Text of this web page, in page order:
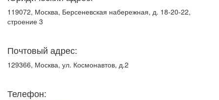
119072, Москва, Берсеневская набережная, д. 18-20-22,
строение 3
Почтовый адрес:
129366, Москва, ул. Космонавтов, д.2
Телефон: